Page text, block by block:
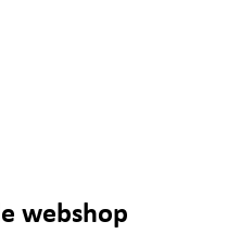
webshop